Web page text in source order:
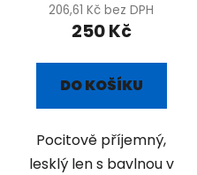
206,61 Kč bez DPH
250 Kč
DO KOŠÍKU
Pocitově příjemný,
lesklý len s bavlnou v